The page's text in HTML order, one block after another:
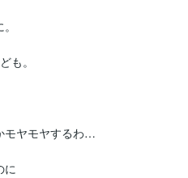
も。
モヤモヤするわ…
に